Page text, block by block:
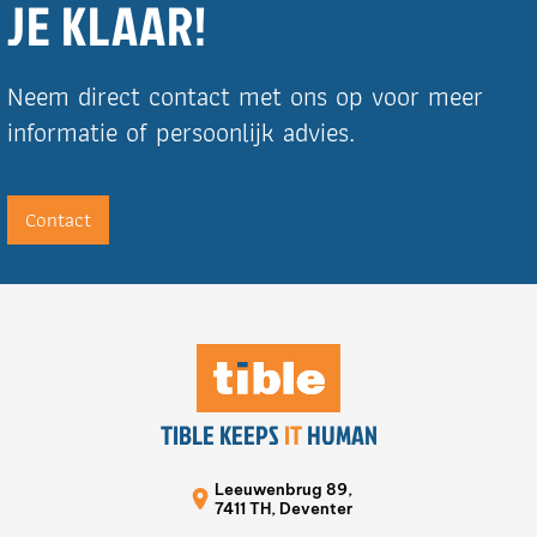
JE KLAAR!
Neem direct contact met ons op voor meer
informatie of persoonlijk advies.
Contact
TIBLE KEEPSITHUMAN
Leeuwenbrug 89,
7411 TH, Deventer